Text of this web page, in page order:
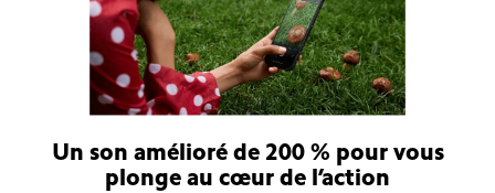
Un son amélioré de 200 % pour vous
plonge au cœur de l’action